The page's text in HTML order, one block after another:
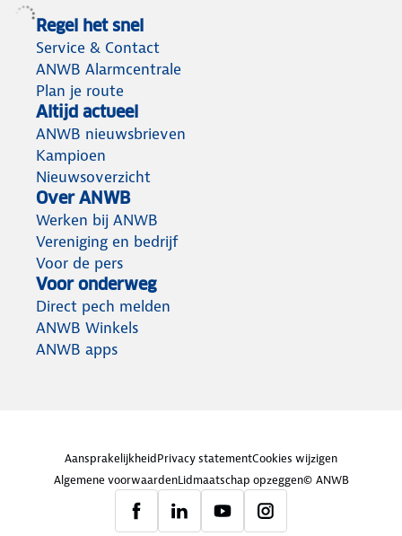
Regel het snel
Service & Contact
ANWB Alarmcentrale
Plan je route
Altijd actueel
ANWB nieuwsbrieven
Kampioen
Nieuwsoverzicht
Over ANWB
Werken bij ANWB
Vereniging en bedrijf
Voor de pers
Voor onderweg
Direct pech melden
ANWB Winkels
ANWB apps
AansprakelijkheidPrivacy statementCookies wijzigen
Algemene voorwaardenLidmaatschap opzeggen© ANWB